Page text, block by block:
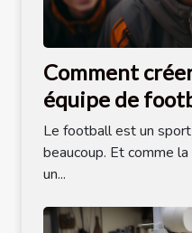
Comment
équipe de
Le football est un
beaucoup. Et comme
un...